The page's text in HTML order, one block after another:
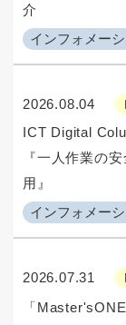
インフォメー
介
2026.08.04
インフォメー
ICT Digital
『一人作業の
用』
2026.07.31
「Master'sONE